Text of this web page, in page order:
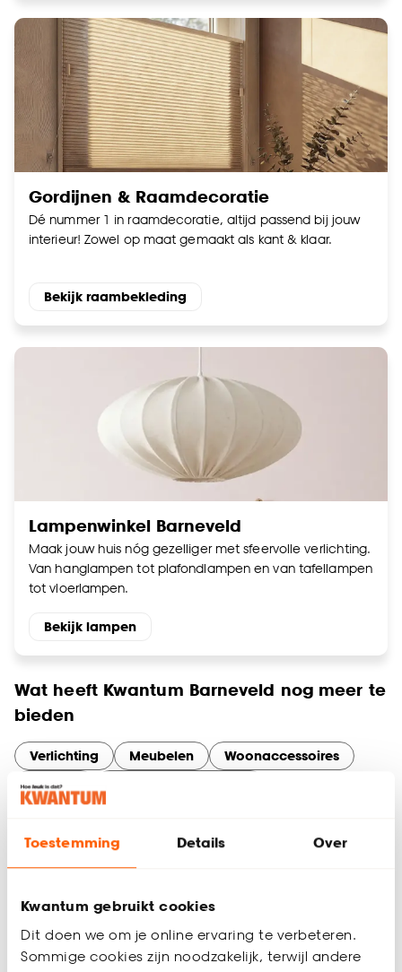
Toestemming Details Over
Kwantum gebruikt cookies
Dit doen we om je online ervaring te verbeteren.
Sommige cookies zijn noodzakelijk, terwijl andere
Gordijnen & Raamdecoratie
Dé nummer 1 in raamdecoratie, altijd passend bij jouw
interieur! Zowel op maat gemaakt als kant & klaar.
Bekijk raambekleding
Lampenwinkel Barneveld
Maak jouw huis nóg gezelliger met sfeervolle verlichting.
Van hanglampen tot plafondlampen en van tafellampen
tot vloerlampen.
Bekijk lampen
Wat heeft Kwantum Barneveld nog meer te
bieden
Verlichting Meubelen
Woonaccessoires
Behang
Services en diensten bij Kwantum
nu online bestelt en in de winkel ophaalt, thuisadvies nodig
wij maken het makkelijk.